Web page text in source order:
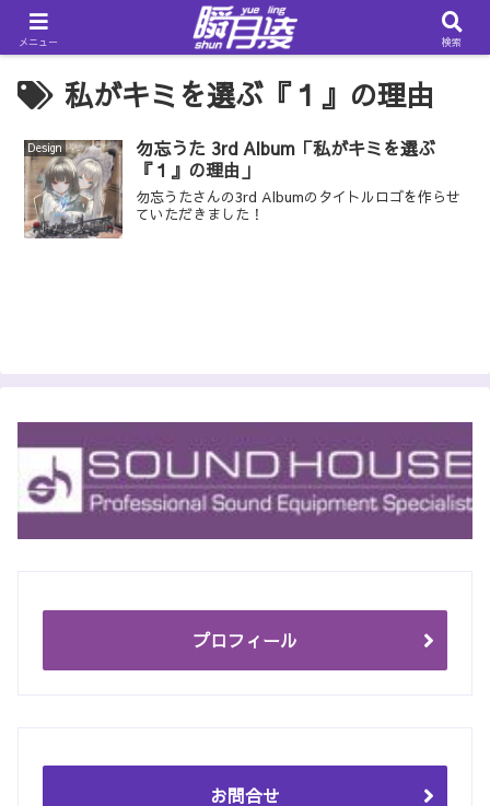
私がキミを選ぶ『１』の理由
Design
勿忘うた 3rd Album「私がキミを選ぶ
『１』の理由」
勿忘うたさんの3rd Albumのタイトルロゴを作らせ
ていただきました！
プロフィール
お問合せ
メニュー 検索